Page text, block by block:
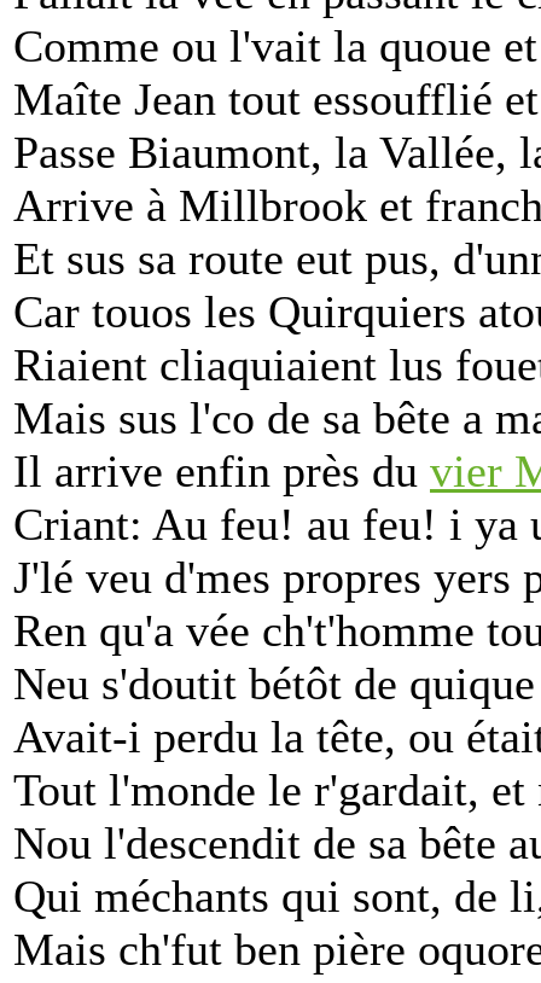
Comme ou l'vait la quoue
Maîte Jean tout essoufflié
Passe Biaumont, la Vallée,
Arrive à Millbrook et
Et sus sa route eut pus,
Car touos les Quirquiers
Riaient cliaquiaient lus
Mais sus l'co de sa bête a
Il arrive enfin près du vier
Criant: Au feu! au feu! i ya
J'lé veu d'mes propres yers
Ren qu'a vée ch't'homme
Neu s'doutit bétôt de
Avait-i perdu la tête, ou
Tout l'monde le r'gardait,
Nou l'descendit de sa bête
Qui méchants qui sont, de
Mais ch'fut ben pière